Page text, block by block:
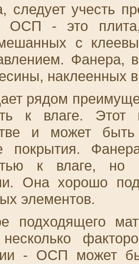
следует учесть
ОСП - это плита,
с
Фанера,
наклеенных
рядом
к влаге. Этот
и может
покрытия.
к влаге,
Она хорошо
элементов.
подходящего
несколько
- ОСП может